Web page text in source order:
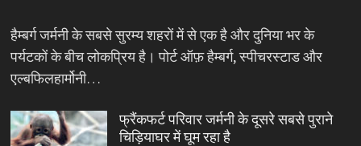
हैम्बर्ग जर्मनी के सबसे सुरम्य शहरों में से एक है और दुनिया भर के
पर्यटकों के बीच लोकप्रिय है। पोर्ट ऑफ़ हैम्बर्ग, स्पीचरस्टाड और
एल्बफिलहार्मोनी…
फ्रैंकफर्ट परिवार जर्मनी के दूसरे सबसे पुराने
चिड़ियाघर में घूम रहा है